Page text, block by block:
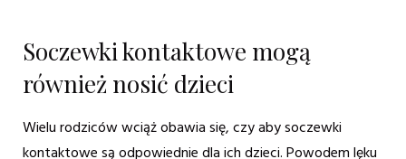
Soczewki kontaktowe mogą
również nosić dzieci
Wielu rodziców wciąż obawia się, czy aby soczewki
kontaktowe są odpowiednie dla ich dzieci. Powodem lęku